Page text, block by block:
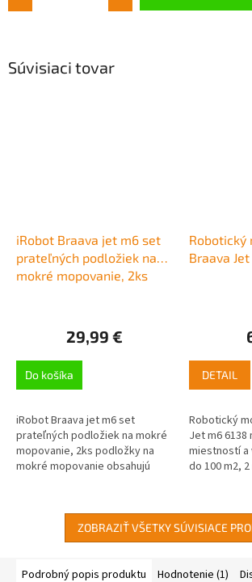
Súvisiaci tovar
iRobot Braava jet m6 set
prateľných podložiek na
mokré mopovanie, 2ks
29,99 €
Do košíka
iRobot Braava jet m6 set
prateľných podložiek na mokré
mopovanie, 2ks podložky na
mokré mopovanie obsahujú
Robotický
Braava
DETAIL
Robotický
Jet m6 6138
miestností
do 100 m2,
HOME...
ZOBRAZIŤ VŠETKY SÚVISIACE
Podrobný popis produktu Hodnotenie (1)